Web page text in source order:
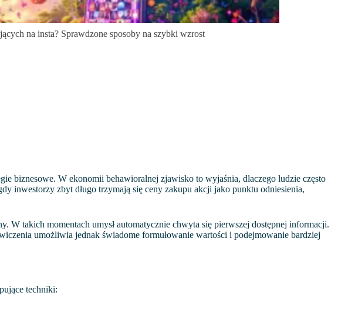
na insta? Sprawdzone sposoby na szybki wzrost
biznesowe. W ekonomii behawioralnej zjawisko to wyjaśnia, dlaczego ludzie często
inwestorzy zbyt długo trzymają się ceny zakupu akcji jako punktu odniesienia,
W takich momentach umysł automatycznie chwyta się pierwszej dostępnej informacji.
umożliwia jednak świadome formułowanie wartości i podejmowanie bardziej
techniki: